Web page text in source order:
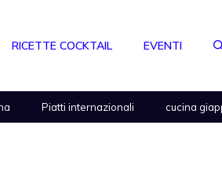
RICETTE COCKTAIL EVENTI
Piatti internazionali cucina